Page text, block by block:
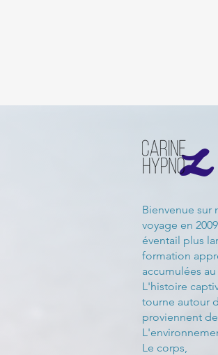
Bienvenue sur
voyage en
éventail plus
formation
accumulées
L'histoire
tourne autour
proviennent
Le corps,